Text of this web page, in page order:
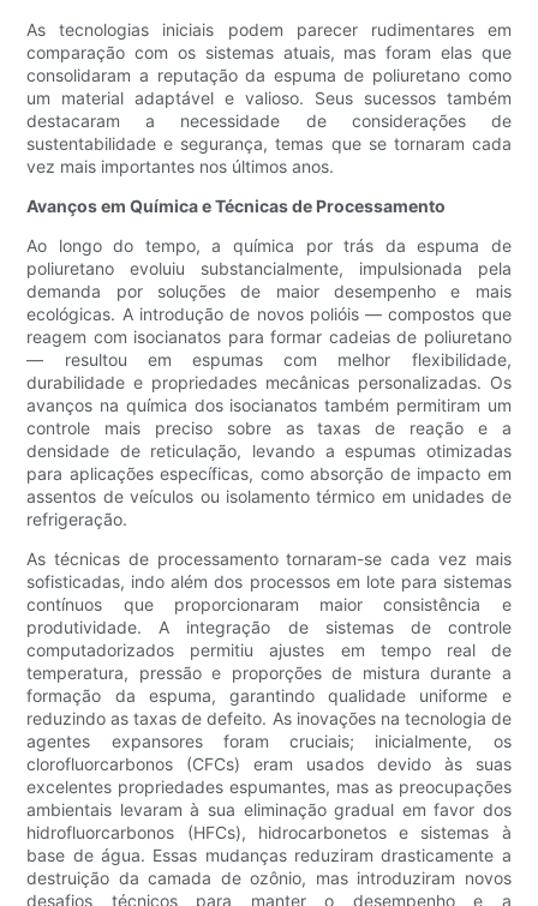
As tecnologias iniciais podem parecer rudimentares em
comparação com os sistemas atuais, mas foram elas que
consolidaram a reputação da espuma de poliuretano como
um material adaptável e valioso. Seus sucessos também
destacaram a necessidade de considerações de
sustentabilidade e segurança, temas que se tornaram cada
vez mais importantes nos últimos anos.
Avanços em Química e Técnicas de Processamento
Ao longo do tempo, a química por trás da espuma de
poliuretano evoluiu substancialmente, impulsionada pela
demanda por soluções de maior desempenho e mais
ecológicas. A introdução de novos polióis — compostos que
reagem com isocianatos para formar cadeias de poliuretano
— resultou em espumas com melhor flexibilidade,
durabilidade e propriedades mecânicas personalizadas. Os
avanços na química dos isocianatos também permitiram um
controle mais preciso sobre as taxas de reação e a
densidade de reticulação, levando a espumas otimizadas
para aplicações específicas, como absorção de impacto em
assentos de veículos ou isolamento térmico em unidades de
refrigeração.
As técnicas de processamento tornaram-se cada vez mais
sofisticadas, indo além dos processos em lote para sistemas
contínuos que proporcionaram maior consistência e
produtividade. A integração de sistemas de controle
computadorizados permitiu ajustes em tempo real de
temperatura, pressão e proporções de mistura durante a
formação da espuma, garantindo qualidade uniforme e
reduzindo as taxas de defeito. As inovações na tecnologia de
agentes expansores foram cruciais; inicialmente, os
clorofluorcarbonos (CFCs) eram usados ​​devido às suas
excelentes propriedades espumantes, mas as preocupações
ambientais levaram à sua eliminação gradual em favor dos
hidrofluorcarbonos (HFCs), hidrocarbonetos e sistemas à
base de água. Essas mudanças reduziram drasticamente a
destruição da camada de ozônio, mas introduziram novos
desafios técnicos para manter o desempenho e a